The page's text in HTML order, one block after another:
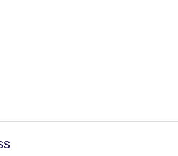
Visa
3 Sterne